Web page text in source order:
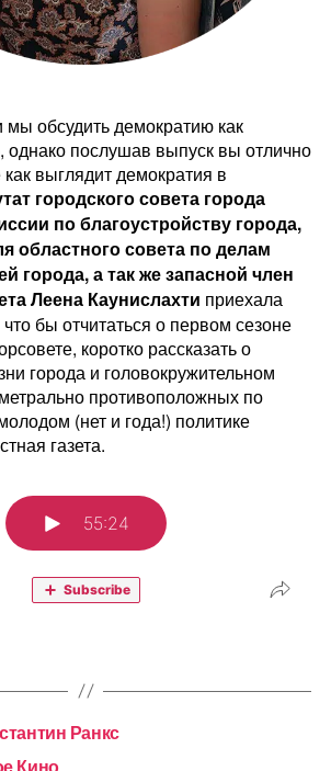
мы обсудить демократию как
однако послушав выпуск вы отлично
выглядит демократия в
городского совета города
по благоустройству города,
областного совета по делам
города, а так же запасной член
Леена Каунислахти приехала
что бы отчитаться о первом сезоне
коротко рассказать о
города и головокружительном
противоположных по
(нет и года!) политике
газета.
Ранкс